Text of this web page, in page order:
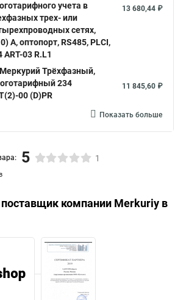
учета в
трех- или
сетях,
А, оптопорт, RS485, PLСI,
ART-03 R.L1
13 680,44 ₽
Трёхфазный,
234
00 (D)PR
11 845,60 ₽
Показать больше
5 1
компании Merkuriy в